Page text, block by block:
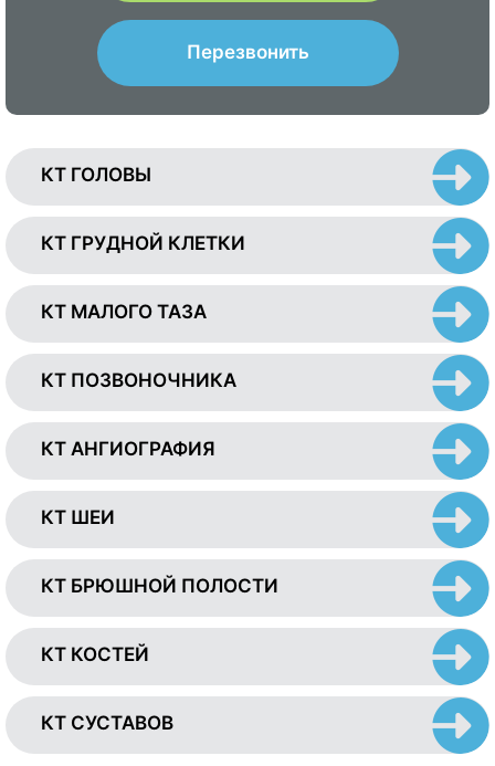
Перезвонить
КТ ГОЛОВЫ
КТ ГРУДНОЙ КЛЕТКИ
КТ МАЛОГО ТАЗА
КТ ПОЗВОНОЧНИКА
КТ АНГИОГРАФИЯ
КТ ШЕИ
КТ БРЮШНОЙ ПОЛОСТИ
КТ КОСТЕЙ
КТ СУСТАВОВ